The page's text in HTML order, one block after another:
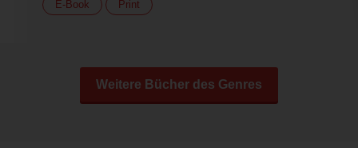
E-Book Print
Weitere Bücher des Genres